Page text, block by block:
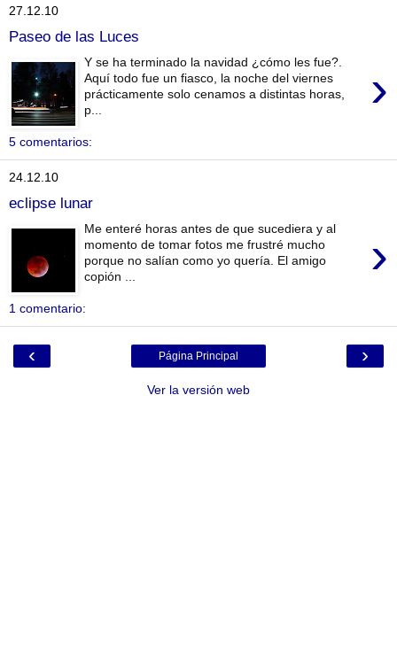
27.12.10
Paseo de las Luces
›
Y se ha terminado la navidad ¿cómo les fue?.
Aquí todo fue un fiasco, la noche del viernes
prácticamente solo cenamos a distintas horas,
p...
5 comentarios:
24.12.10
eclipse lunar
›
Me enteré horas antes de que sucediera y al
momento de tomar fotos me frustré mucho
porque no salían como yo quería. El amigo
copión ...
1 comentario:
‹ ›
Página Principal
Ver la versión web